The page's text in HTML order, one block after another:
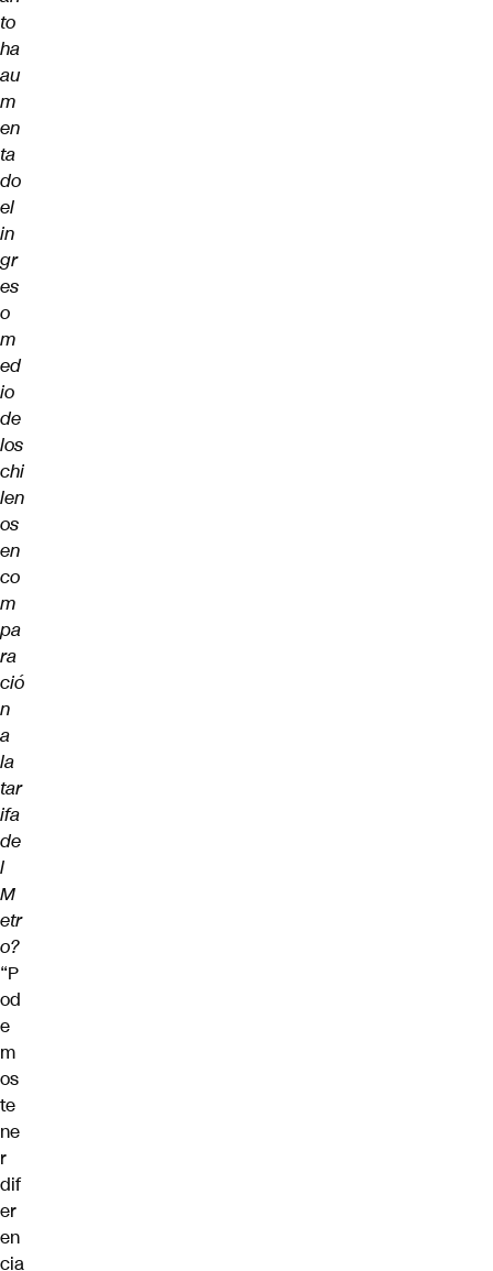
to
ha
au
m
en
ta
do
el
in
gr
es
o
m
ed
io
de
los
chi
len
os
en
co
m
pa
ra
ció
n
a
la
tar
ifa
de
l
M
etr
o?
“P
od
e
m
os
te
ne
r
dif
er
en
cia